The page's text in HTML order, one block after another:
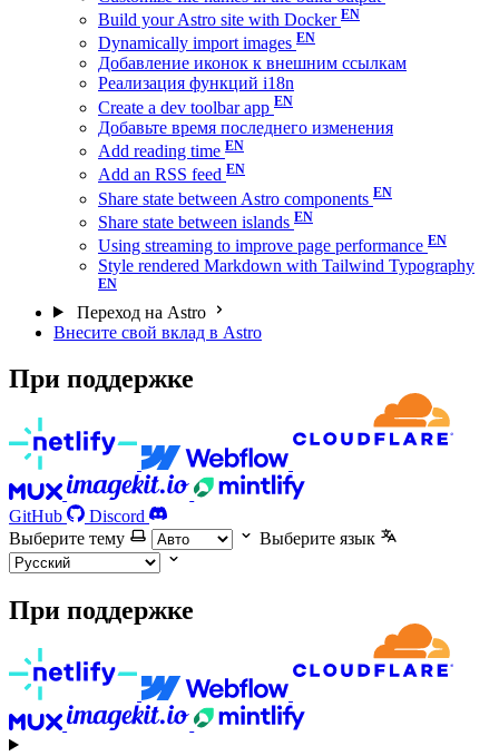
Build your Astro site with Docker
Dynamically import images
Добавление иконок к внешним ссылкам
Реализация функций i18n
Create a dev toolbar app
Добавьте время последнего изменения
Add reading time
Add an RSS feed
Share state between Astro components
Share state between islands
Using streaming to improve page performance
Style rendered Markdown with Tailwind Typography
Переход на Astro
Внесите свой вклад в Astro
При поддержке
GitHub
Discord
Выберите тему
Выберите язык
При поддержке